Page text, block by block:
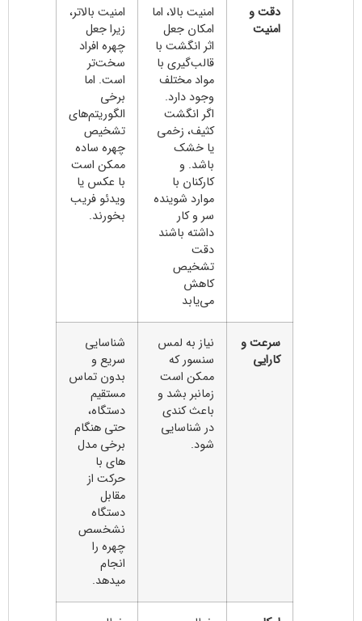
دقت و
امنیت
امنیت بالا، اما
امکان جعل
اثر انگشت با
قالب‌گیری با
مواد مختلف
وجود دارد.
اگر انگشت
کثیف، زخمی
یا خشک
باشد. و
کارکنان با
موارد شوینده
سر و کار
داشته باشند
دقت
تشخیص
کاهش
می‌یابد
امنیت بالاتر،
زیرا جعل
چهره افراد
سخت‌تر
است. اما
برخی
الگوریتم‌های
تشخیص
چهره ساده
ممکن است
با عکس یا
ویدئو فریب
بخورند.
سرعت و
کارایی
نیاز به لمس
سنسور که
ممکن است
زمانبر بشد و
باعث کندی
در شناسایی
شود.
شناسایی
سریع و
بدون تماس
مستقیم
دستگاه،
حتی هنگام
برخی مدل
های با
حرکت از
مقابل
دستگاه
نشخسص
چهره را
انجام
میدهد.